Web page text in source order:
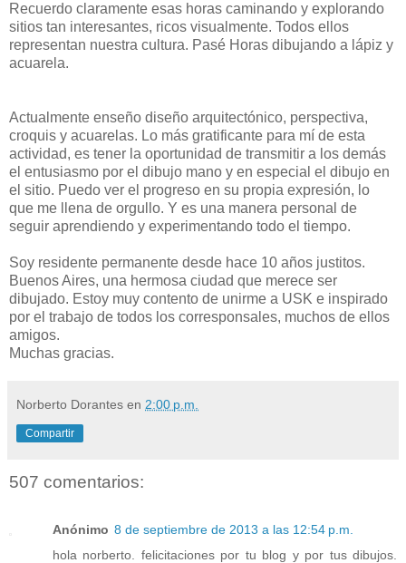
Recuerdo claramente esas horas caminando y explorando
sitios tan interesantes, ricos visualmente. Todos ellos
representan nuestra cultura. Pasé Horas dibujando a lápiz y
acuarela.
Actualmente enseño diseño arquitectónico, perspectiva,
croquis y acuarelas. Lo más gratificante para mí de esta
actividad, es tener la oportunidad de transmitir a los demás
el entusiasmo por el dibujo mano y en especial el dibujo en
el sitio. Puedo ver el progreso en su propia expresión, lo
que me llena de orgullo. Y es una manera personal de
seguir aprendiendo y experimentando todo el tiempo.
Soy residente permanente desde hace 10 años justitos.
Buenos Aires, una hermosa ciudad que merece ser
dibujado. Estoy muy contento de unirme a USK e inspirado
por el trabajo de todos los corresponsales, muchos de ellos
amigos.
Muchas gracias.
Norberto Dorantes en 2:00 p.m.
Compartir
507 comentarios:
Anónimo 8 de septiembre de 2013 a las 12:54 p.m.
hola norberto. felicitaciones por tu blog y por tus dibujos.